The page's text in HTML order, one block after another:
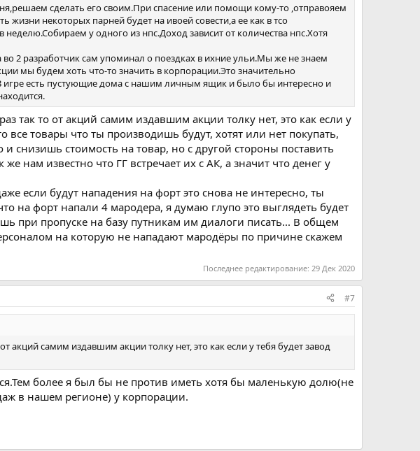
сделать его своим.При спасение или помощи кому-то ,отправояем
жизни некоторых парней будет на ивоей совести,а ее как в тсо
у одного из нпс.Доход зависит от количества нпс.Хотя
2 разработчик сам упоминал о поездках в ихние ульи.Мы же не знаем
мы будем хоть что-то значить в корпорации.Это значительно
игре есть пустующие дома с нашим личным ящик и было бы интересно и
так то от акций самим издавшим акции толку нет, это как если у
все товары что ты производишь будут, хотят или нет покупать,
снизишь стоимость на товар, но с другой стороны поставить
нам известно что ГГ встречает их с АК, а значит что денег у
если будут нападения на форт это снова не интересно, ты
на форт напали 4 мародера, я думаю глупо это выглядеть будет
при пропуске на базу путникам им диалоги писать... В общем
на которую не нападают мародёры по причине скажем
Последнее редактирование: 29 Дек 2020
#7
акций самим издавшим акции толку нет, это как если у тебя будет завод
более я был бы не против иметь хотя бы маленькую долю(не
в нашем регионе) у корпорации.